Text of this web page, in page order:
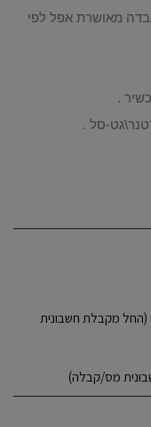
מאושרת אפל לפי
.
סל .
עד הבית עד 7 ימי עסקים (החל מקבלת חשבונית